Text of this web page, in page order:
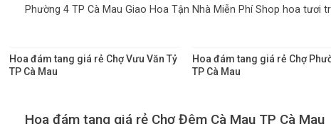
Phường 4 TP Cà Mau Giao Hoa Tận Nhà Miễn Phí Shop hoa tươi
Hoa đám tang giá rẻ Chợ Vưu Văn Tỷ
TP Cà Mau
Hoa đám tang giá rẻ Chợ
TP Cà Mau
Hoa đám tang giá rẻ Chợ Đêm Cà Mau TP Cà Mau